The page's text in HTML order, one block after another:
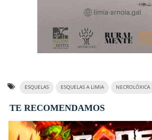
ESQUELAS ESQUELAS A LIMIA NECROLÓXICA
TE RECOMENDAMOS